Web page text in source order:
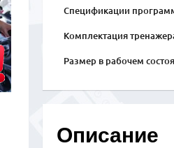
Спецификации
Комплектация
Размер в рабочем
Описание